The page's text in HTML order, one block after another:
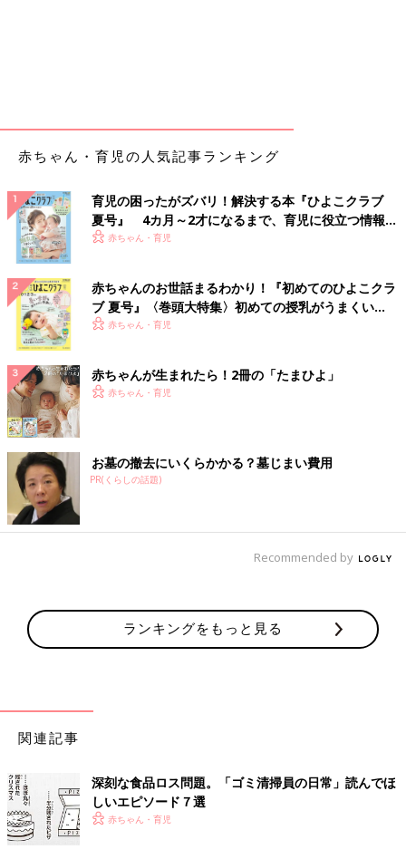
赤ちゃん・育児の人気記事ランキング
育児の困ったがズバリ！解決する本『ひよこクラブ
夏号』 4カ月～2才になるまで、育児に役立つ情報が
いっぱい！
赤ちゃん・育児
赤ちゃんのお世話まるわかり！『初めてのひよこクラ
ブ 夏号』〈巻頭大特集〉初めての授乳がうまくい
く！ おっぱい・ミルクの基本と夏のトラブル 解決テ
赤ちゃん・育児
赤ちゃんが生まれたら！2冊の「たまひよ」
赤ちゃん・育児
お墓の撤去にいくらかかる？墓じまい費用
PR(くらしの話題)
Recommended by
ランキングをもっと見る
関連記事
深刻な食品ロス問題。「ゴミ清掃員の日常」読んでほ
しいエピソード７選
赤ちゃん・育児